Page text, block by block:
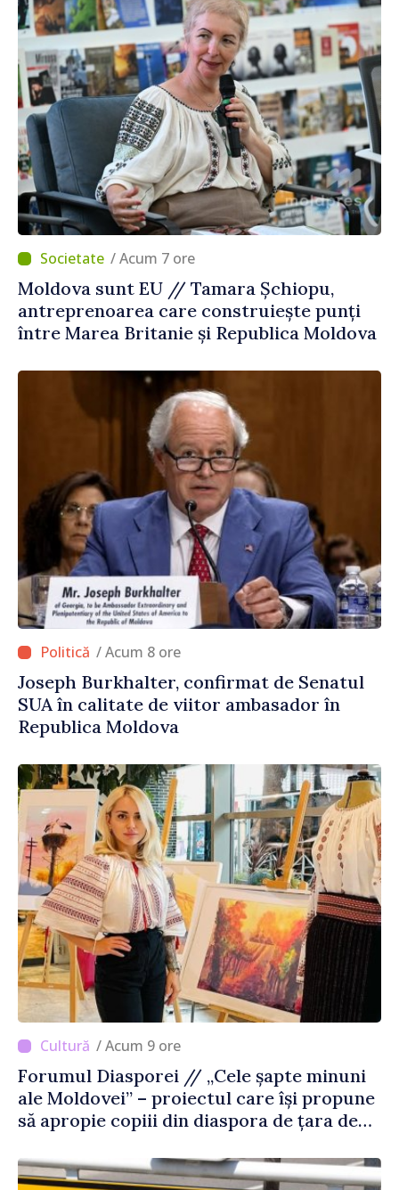
/ Acum 7 ore
Moldova sunt EU // Tamara Șchiopu,
antreprenoarea care construiește punți
între Marea Britanie și Republica Moldova
/ Acum 8 ore
Joseph Burkhalter, confirmat de Senatul
SUA în calitate de viitor ambasador în
Republica Moldova
/ Acum 9 ore
Forumul Diasporei // „Cele șapte minuni
ale Moldovei” – proiectul care își propune
să apropie copiii din diaspora de țara de